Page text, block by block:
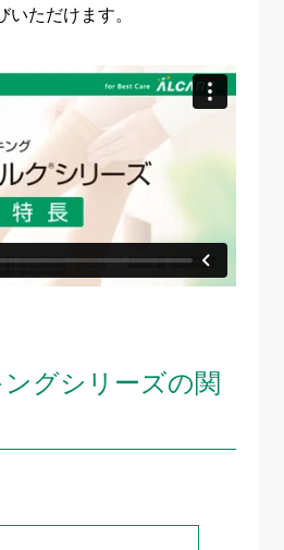
ただけます。
グシリーズの関